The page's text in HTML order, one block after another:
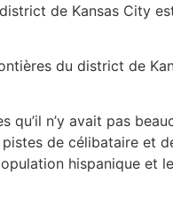
de Kansas City
du district de
n’y avait pas
de célibataire et
hispanique et